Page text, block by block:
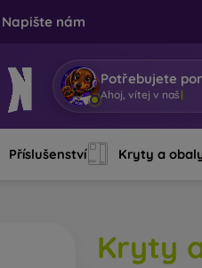
Napište nám
Potřebujete
Jsem|
Příslušenství Kryty a
Kryty